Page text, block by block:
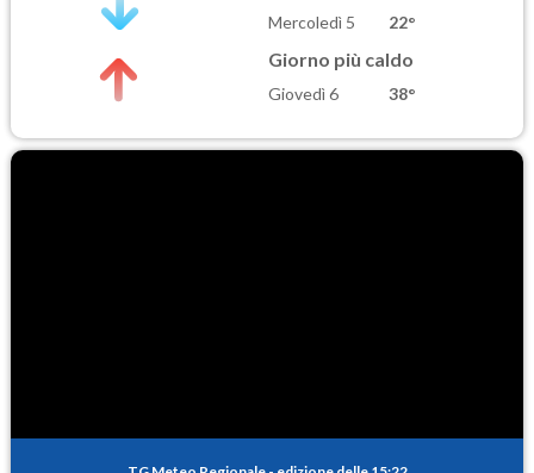
Mercoledì 5 22°
Giorno più caldo
Giovedì 6 38°